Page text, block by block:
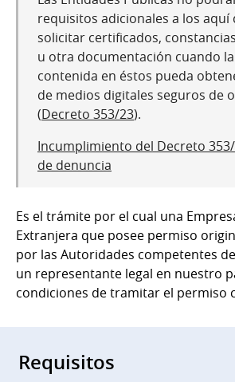
requisitos adicionales a los aquí
solicitar certificados,
u otra documentación cuando
contenida en éstos pueda
de medios digitales seguros de
(Decreto 353/23).
Incumplimiento del Decreto
de denuncia
Es el trámite por el cual una
Extranjera que posee permiso
por las Autoridades competentes
un representante legal en nuestro
condiciones de tramitar el permiso
Requisitos